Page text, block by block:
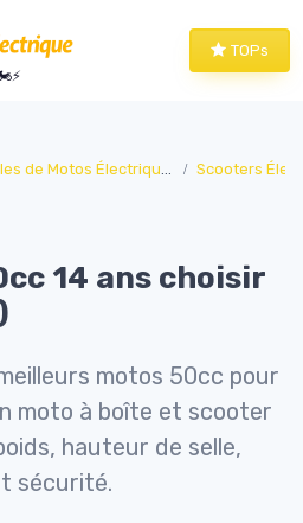
TOPs
de Motos Électriques Scooters
14 ans choisir
motos 50cc pour
moto à boîte et scooter
hauteur de selle,
sécurité.